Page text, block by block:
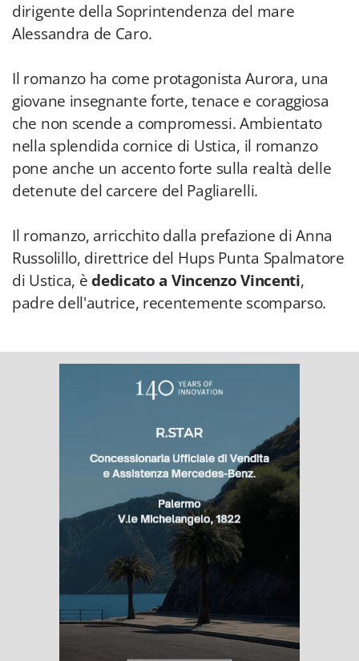
dirigente della Soprintendenza del mare
Alessandra de Caro.
Il romanzo ha come protagonista Aurora, una
giovane insegnante forte, tenace e coraggiosa
che non scende a compromessi. Ambientato
nella splendida cornice di Ustica, il romanzo
pone anche un accento forte sulla realtà delle
detenute del carcere del Pagliarelli.
Il romanzo, arricchito dalla prefazione di Anna
Russolillo, direttrice del Hups Punta Spalmatore
di Ustica, èdedicato a Vincenzo Vincenti,
padre dell'autrice, recentemente scomparso.